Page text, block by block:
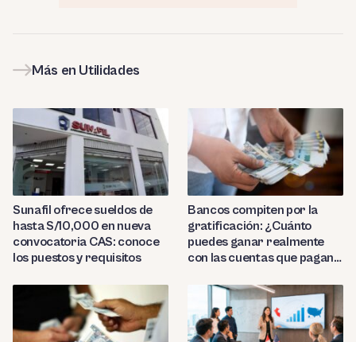
Más en Utilidades
Sunafil ofrece sueldos de
hasta S/10,000 en nueva
convocatoria CAS: conoce
los puestos y requisitos
Bancos compiten por la
gratificación: ¿Cuánto
puedes ganar realmente
con las cuentas que pagan